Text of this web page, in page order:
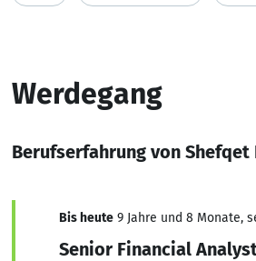
Werdegang
Berufserfahrung von Shefqet
Bis heute 9 Jahre und 8 Monate,
Senior Financial